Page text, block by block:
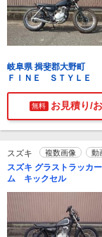
岐阜県 揖斐郡大野町
ＦＩＮＥ ＳＴＹＬＥ
無料 お見積り/
スズキ 複数画像 動
スズキ グラストラッ
ム キックセル